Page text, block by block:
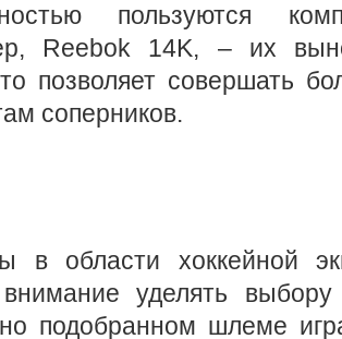
пользуются
Reebok 14K, – их
позволяет совершать
соперников.
в области хоккейной
уделять
подобранном шлеме